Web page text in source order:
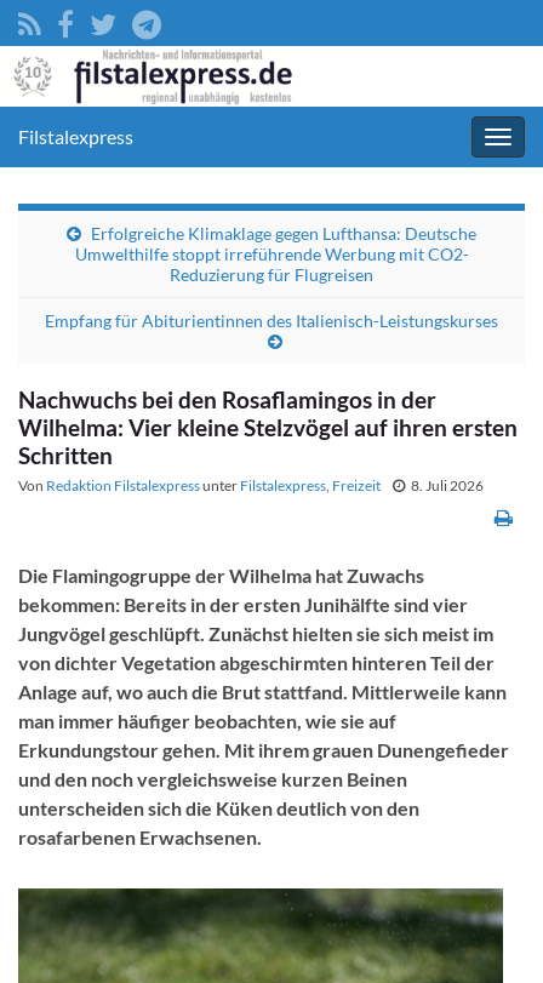
Filstalexpress
Erfolgreiche Klimaklage gegen Lufthansa: Deutsche
Umwelthilfe stoppt irreführende Werbung mit CO2-
Reduzierung für Flugreisen
Empfang für Abiturientinnen des Italienisch-Leistungskurses
Nachwuchs bei den Rosaflamingos in der
Wilhelma: Vier kleine Stelzvögel auf ihren ersten
Schritten
Von Redaktion Filstalexpressunter Filstalexpress, Freizeit 8. Juli 2026
Die Flamingogruppe der Wilhelma hat Zuwachs
bekommen: Bereits in der ersten Junihälfte sind vier
Jungvögel geschlüpft. Zunächst hielten sie sich meist im
von dichter Vegetation abgeschirmten hinteren Teil der
Anlage auf, wo auch die Brut stattfand. Mittlerweile kann
man immer häufiger beobachten, wie sie auf
Erkundungstour gehen. Mit ihrem grauen Dunengefieder
und den noch vergleichsweise kurzen Beinen
unterscheiden sich die Küken deutlich von den
rosafarbenen Erwachsenen.